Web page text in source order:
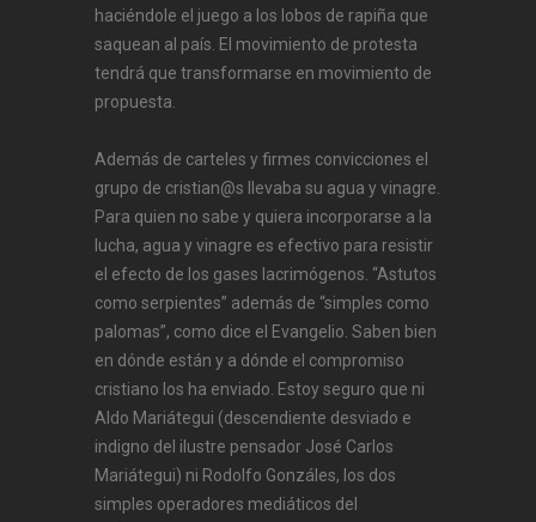
haciéndole el juego a los lobos de rapiña que
saquean al país. El movimiento de protesta
tendrá que transformarse en movimiento de
propuesta.
Además de carteles y firmes convicciones el
grupo de cristian@s llevaba su agua y vinagre.
Para quien no sabe y quiera incorporarse a la
lucha, agua y vinagre es efectivo para resistir
el efecto de los gases lacrimógenos. “Astutos
como serpientes” además de “simples como
palomas”, como dice el Evangelio. Saben bien
en dónde están y a dónde el compromiso
cristiano los ha enviado. Estoy seguro que ni
Aldo Mariátegui (descendiente desviado e
indigno del ilustre pensador José Carlos
Mariátegui) ni Rodolfo Gonzáles, los dos
simples operadores mediáticos del